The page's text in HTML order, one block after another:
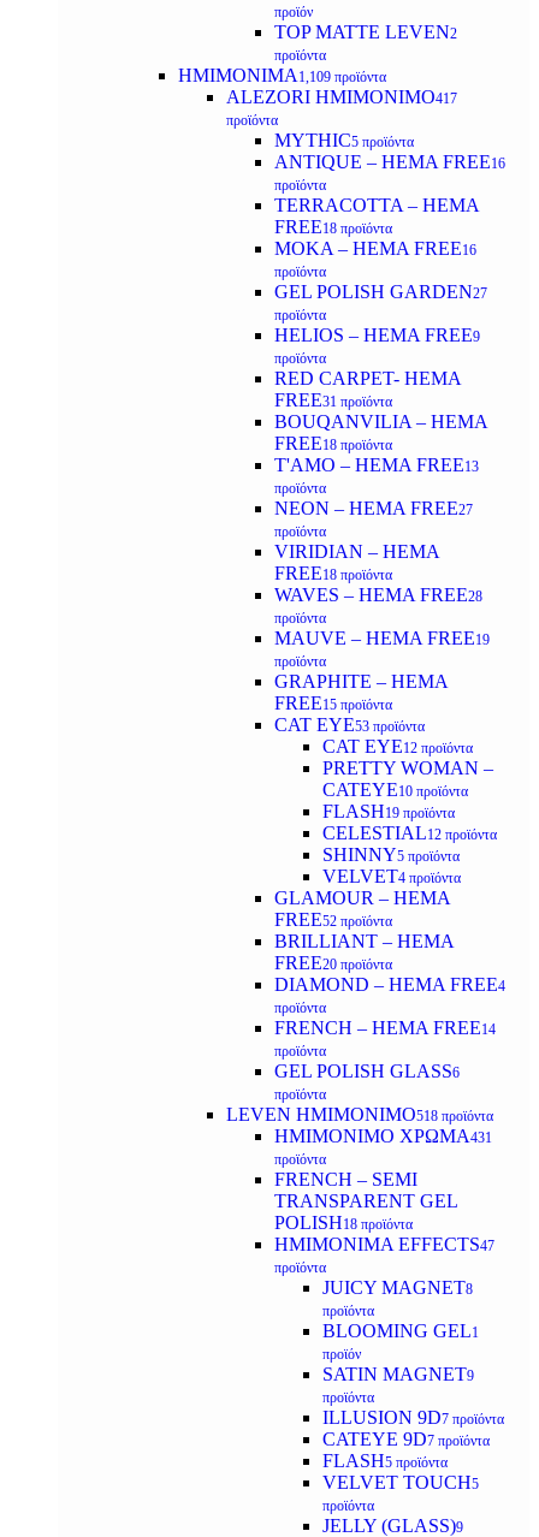
προϊόν
TOP MATTE LEVEN2
προϊόντα
ΗΜΙΜΟΝΙΜΑ 1,109 προϊόντα
ALEZORI ΗΜΙΜΟΝΙΜΟ417
προϊόντα
MYTHIC5 προϊόντα
ANTIQUE – HEMA FREE16
προϊόντα
TERRACOTTA – HEMA
FREE18 προϊόντα
MOKA – HEMA FREE16
προϊόντα
GEL POLISH GARDEN27
προϊόντα
HELIOS – HEMA FREE9
προϊόντα
RED CARPET- HEMA
FREE31 προϊόντα
BOUQANVILIA – HEMA
FREE18 προϊόντα
T'AMO – HEMA FREE13
προϊόντα
NEON – HEMA FREE27
προϊόντα
VIRIDIAN – HEMA
FREE18 προϊόντα
WAVES – HEMA FREE28
προϊόντα
MAUVE – HEMA FREE19
προϊόντα
GRAPHITE – HEMA
FREE15 προϊόντα
CAT EYE53 προϊόντα
CAT EYE12 προϊόντα
PRETTY WOMAN –
CATEYE10 προϊόντα
FLASH19 προϊόντα
CELESTIAL12 προϊόντα
SHINNY5 προϊόντα
VELVET4 προϊόντα
GLAMOUR – HEMA
FREE52 προϊόντα
BRILLIANT – HEMA
FREE20 προϊόντα
DIAMOND – HEMA FREE4
προϊόντα
FRENCH – HEMA FREE14
προϊόντα
GEL POLISH GLASS6
προϊόντα
LEVEN ΗΜΙΜΟΝΙΜΟ518 προϊόντα
ΗΜΙΜΟΝΙΜΟ ΧΡΩΜΑ431
προϊόντα
FRENCH – SEMI
TRANSPARENT GEL
POLISH18 προϊόντα
HMIMONIMA EFFECTS47
προϊόντα
JUICY MAGNET8
προϊόντα
BLOOMING GEL1
προϊόν
SATIN MAGNET9
προϊόντα
ILLUSION 9D7 προϊόντα
CATEYE 9D7 προϊόντα
FLASH5 προϊόντα
VELVET TOUCH5
προϊόντα
JELLY (GLASS)9